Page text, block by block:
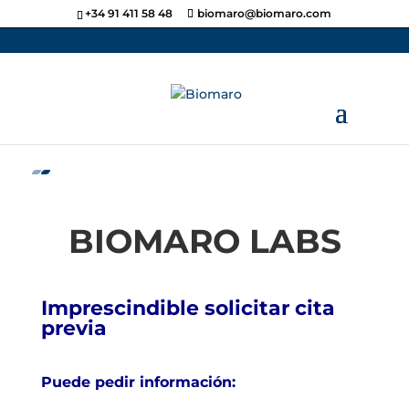
+34 91 411 58 48 biomaro@biomaro.com
BIOMARO LABS
Imprescindible solicitar cita
previa
Puede pedir información: